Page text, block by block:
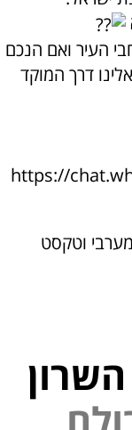
העיר ואם הנכם
דרך המוקד
https://